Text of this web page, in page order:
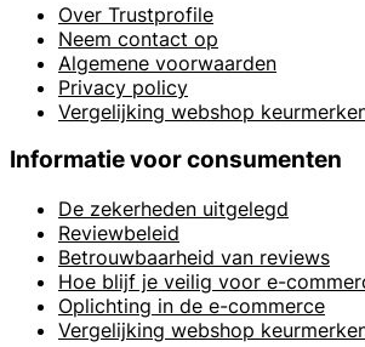
Over Trustprofile
Neem contact op
Algemene voorwaarden
Privacy policy
Vergelijking webshop
Informatie voor consumenten
De zekerheden uitgelegd
Reviewbeleid
Betrouwbaarheid van reviews
Hoe blijf je veilig voor e-
Oplichting in de e-commerce
Vergelijking webshop